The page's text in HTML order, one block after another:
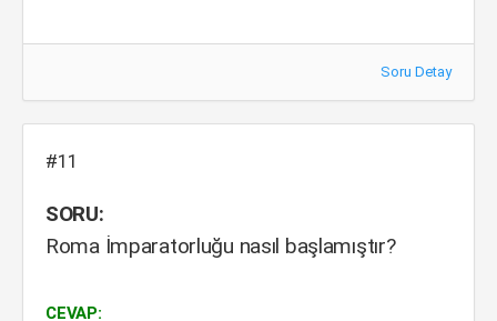
Soru Detay
#11
SORU:
Roma İmparatorluğu nasıl başlamıştır?
CEVAP: